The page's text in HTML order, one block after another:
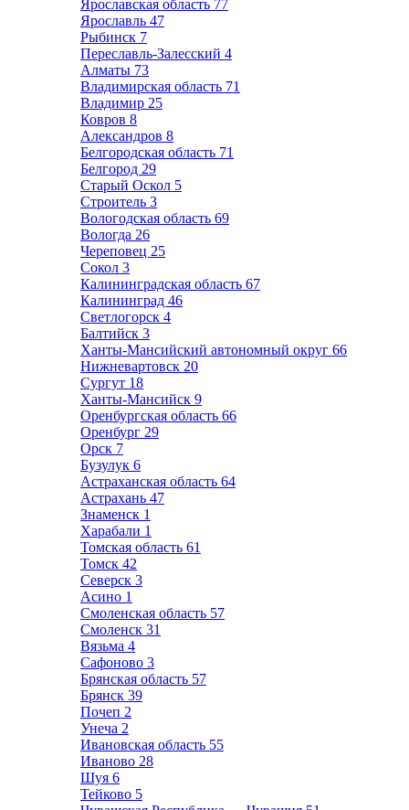
Ярославская область 77
Ярославль 47
Рыбинск 7
Переславль-Залесский 4
Алматы 73
Владимирская область 71
Владимир 25
Ковров 8
Александров 8
Белгородская область 71
Белгород 29
Старый Оскол 5
Строитель 3
Вологодская область 69
Вологда 26
Череповец 25
Сокол 3
Калининградская область 67
Калининград 46
Светлогорск 4
Балтийск 3
Ханты-Мансийский автономный округ 66
Нижневартовск 20
Сургут 18
Ханты-Мансийск 9
Оренбургская область 66
Оренбург 29
Орск 7
Бузулук 6
Астраханская область 64
Астрахань 47
Знаменск 1
Харабали 1
Томская область 61
Томск 42
Северск 3
Асино 1
Смоленская область 57
Смоленск 31
Вязьма 4
Сафоново 3
Брянская область 57
Брянск 39
Почеп 2
Унеча 2
Ивановская область 55
Иваново 28
Шуя 6
Тейково 5